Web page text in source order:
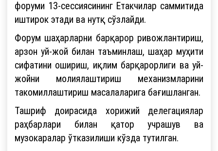
форуми 13-сессиясининг Етакчилар саммитида
иштирок этади ва нутқ сўзлайди.
Форум шаҳарларни барқарор ривожлантириш,
арзон уй-жой билан таъминлаш, шаҳар муҳити
сифатини ошириш, иқлим барқарорлиги ва уй-
жойни молиялаштириш механизмларини
такомиллаштириш масалаларига бағишланган.
Ташриф доирасида хорижий делегациялар
раҳбарлари билан қатор учрашув ва
музокаралар ўтказилиши кўзда тутилган.